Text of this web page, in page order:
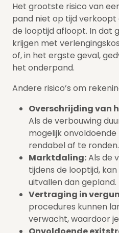
Het grootste risico van
pand niet op tijd
de looptijd afloopt. In dat
krijgen met
of, in het ergste geval,
het onderpand.
Andere risico’s om
Overschrijding van
Als de verbouwing
mogelijk
rendabel af te ronden.
Marktdaling:Als de
tijdens de looptijd,
uitvallen dan gepland.
Vertraging in
procedures kunnen
verwacht, waardoor